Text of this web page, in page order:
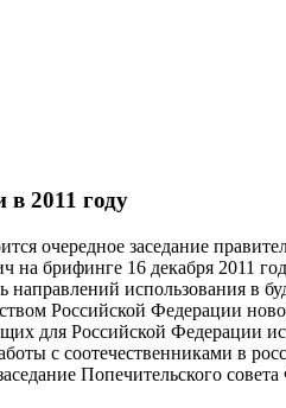
2011 году
очередное заседание
брифинге 16 декабря 2011
направлений использования
Российской Федерации
для Российской Федерации
с соотечественниками в
Попечительского